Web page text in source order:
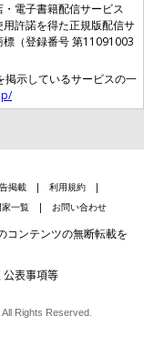
電子書籍配信サービス
許諾を得た正規版配信サ
（登録番号 第11091003
掲示しているサービスの一
掲載
利用規約
一覧 お問い合わせ
コンテンツの無断転載を
表事項等
Rights Reserved.